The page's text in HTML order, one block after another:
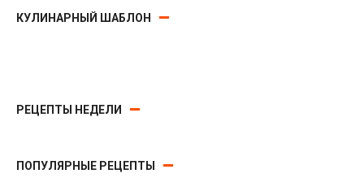
КУЛИНАРНЫЙ ШАБЛОН
РЕЦЕПТЫ НЕДЕЛИ
ПОПУЛЯРНЫЕ РЕЦЕПТЫ